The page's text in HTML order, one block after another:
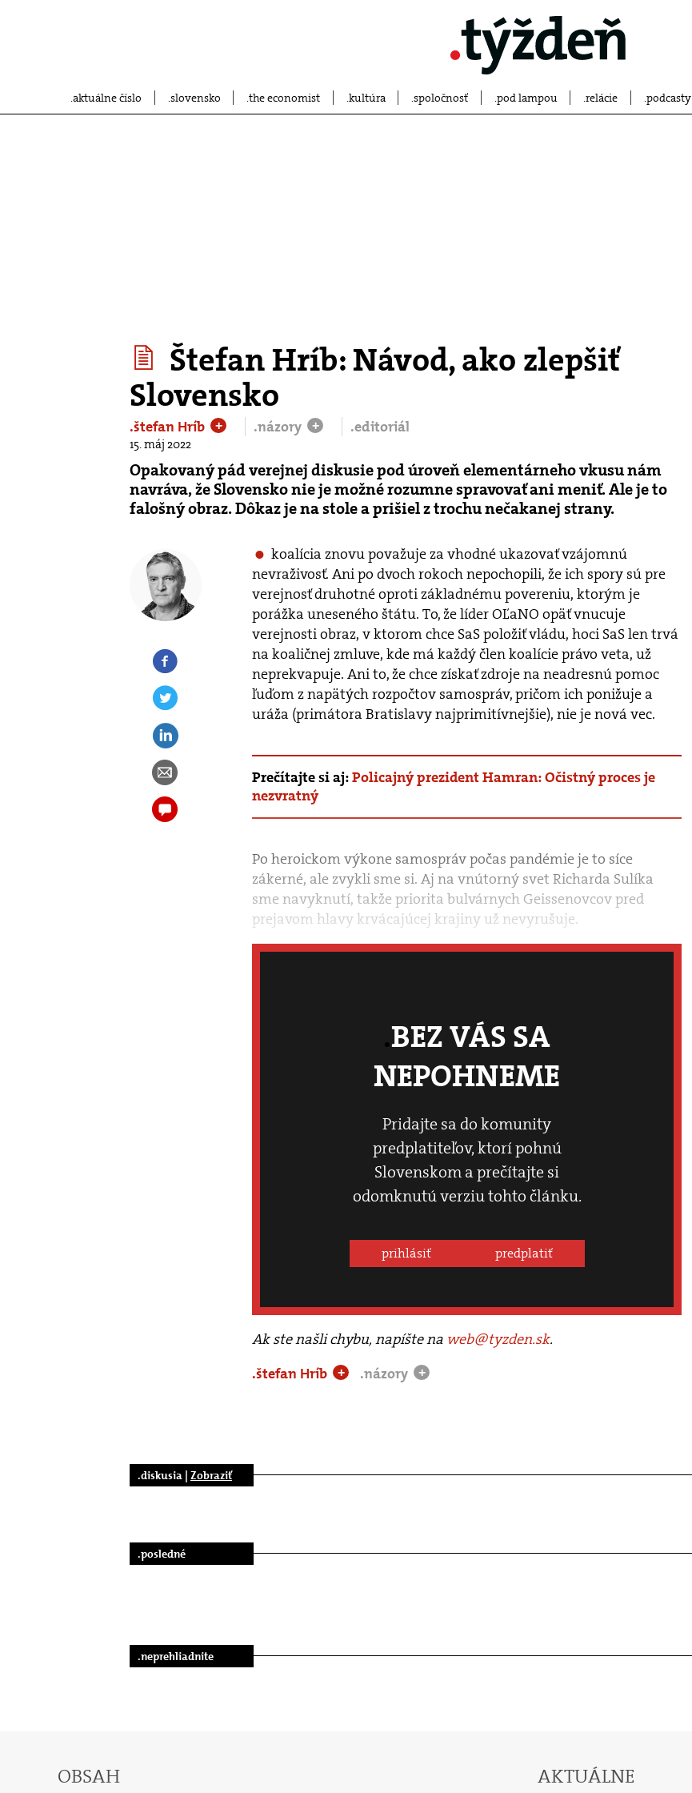
aktuálne číslo slovensko the economist kultúra spoločnosť pod lampou relácie podcasty
Štefan Hríb: Návod, ako zlepšiť
Slovensko
.štefan Hríb + .názory + .editoriál
15. máj 2022
Opakovaný pád verejnej diskusie pod úroveň elementárneho vkusu nám
navráva, že Slovensko nie je možné rozumne spravovať ani meniť. Ale je to
falošný obraz. Dôkaz je na stole a prišiel z trochu nečakanej strany.
koalícia znovu považuje za vhodné ukazovať vzájomnú
nevraživosť. Ani po dvoch rokoch nepochopili, že ich spory sú pre
verejnosť druhotné oproti základnému povereniu, ktorým je
porážka uneseného štátu. To, že líder OĽaNO opäť vnucuje
verejnosti obraz, v ktorom chce SaS položiť vládu, hoci SaS len trvá
na koaličnej zmluve, kde má každý člen koalície právo veta, už
neprekvapuje. Ani to, že chce získať zdroje na neadresnú pomoc
ľuďom z napätých rozpočtov samospráv, pričom ich ponižuje a
uráža (primátora Bratislavy najprimitívnejšie), nie je nová vec.
Prečítajte si aj:Policajný prezident Hamran: Očistný proces je
nezvratný
Po heroickom výkone samospráv počas pandémie je to síce
zákerné, ale zvykli sme si. Aj na vnútorný svet Richarda Sulíka
sme navyknutí, takže priorita bulvárnych Geissenovcov pred
prejavom hlavy krvácajúcej krajiny už nevyrušuje.
BEZ VÁS SA
NEPOHNEME
Pridajte sa do komunity
predplatiteľov, ktorí pohnú
Slovenskom a prečítajte si
odomknutú verziu tohto článku.
prihlásiť predplatiť
Ak ste našli chybu, napíšte na web@tyzden.sk.
.štefan Hríb
+ .názory +
.diskusia | Zobraziť
.posledné
.neprehliadnite
OBSAH AKTUÁLNE